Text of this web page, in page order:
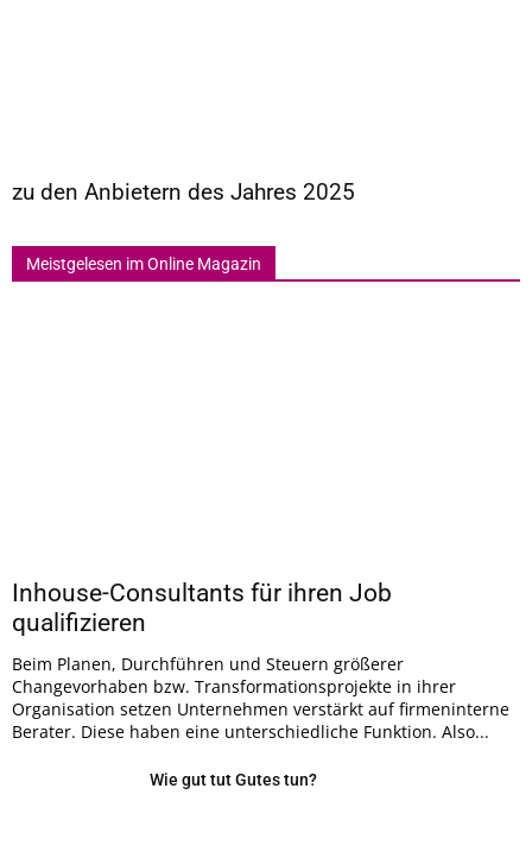
zu den Anbietern des Jahres 2025
Meistgelesen im Online Magazin
Inhouse-Consultants für ihren Job
qualifizieren
Beim Planen, Durchführen und Steuern größerer
Changevorhaben bzw. Transformationsprojekte in ihrer
Organisation setzen Unternehmen verstärkt auf firmeninterne
Berater. Diese haben eine unterschiedliche Funktion. Also...
Wie gut tut Gutes tun?